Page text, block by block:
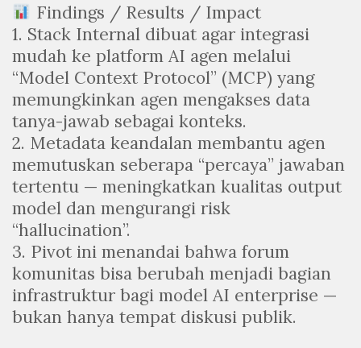
Findings / Results / Impact
1. Stack Internal dibuat agar integrasi
mudah ke platform AI agen melalui
“Model Context Protocol” (MCP) yang
memungkinkan agen mengakses data
tanya-jawab sebagai konteks.
2. Metadata keandalan membantu agen
memutuskan seberapa “percaya” jawaban
tertentu — meningkatkan kualitas output
model dan mengurangi risk
“hallucination”.
3. Pivot ini menandai bahwa forum
komunitas bisa berubah menjadi bagian
infrastruktur bagi model AI enterprise —
bukan hanya tempat diskusi publik.